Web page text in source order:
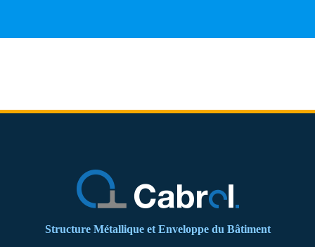
Structure Métallique et Enveloppe du Bâtiment